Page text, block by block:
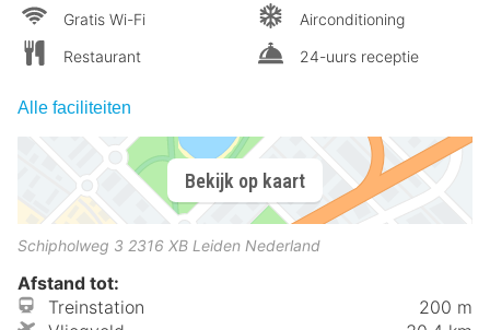
Gratis Wi-Fi
Restaurant
Airconditioning
24-uurs receptie
Alle faciliteiten
Bekijk op kaart
Schipholweg 3 2316 XB Leiden Nederland
Afstand tot:
Treinstation
200 m